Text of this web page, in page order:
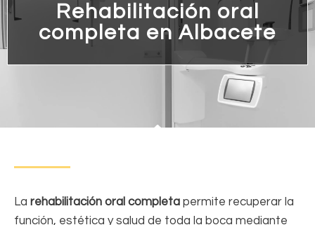
Rehabilitación oral
completa en Albacete
La rehabilitación oral completa permite recuperar la
función, estética y salud de toda la boca mediante